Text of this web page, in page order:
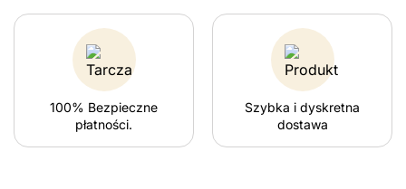
100% Bezpieczne
płatności.
Szybka i dyskretna
dostawa